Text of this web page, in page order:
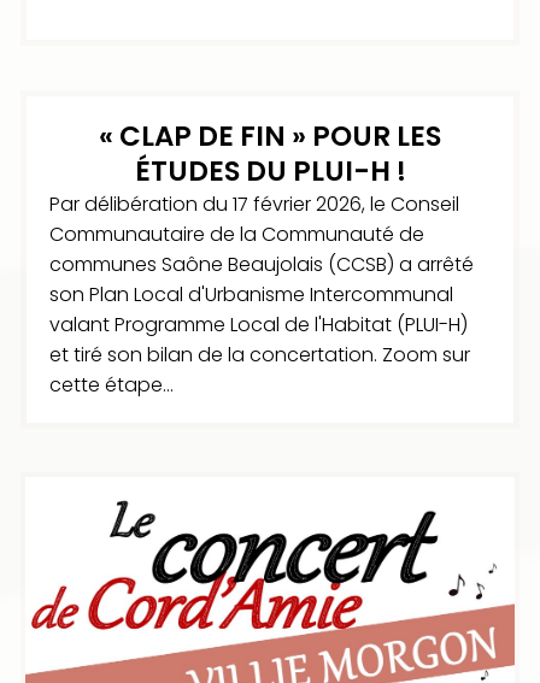
« CLAP DE FIN » POUR LES
ÉTUDES DU PLUI-H !
Par délibération du 17 février 2026, le Conseil
Communautaire de la Communauté de
communes Saône Beaujolais (CCSB) a arrêté
son Plan Local d'Urbanisme Intercommunal
valant Programme Local de l'Habitat (PLUI-H)
et tiré son bilan de la concertation. Zoom sur
cette étape...